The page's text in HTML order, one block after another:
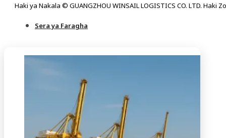
Haki ya Nakala © GUANGZHOU WINSAIL LOGISTICS CO. LTD. Haki
Sera ya Faragha